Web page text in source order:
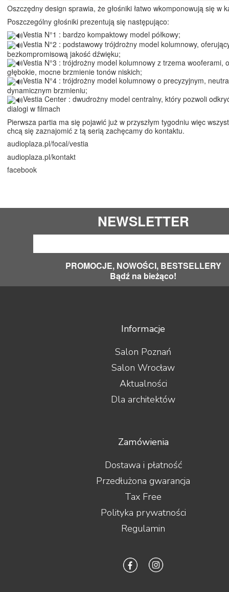
Oszczędny design sprawia, że głośniki łatwo wkomponowują się w
Poszczególny głośniki prezentują się następująco:
Vestia N°1 : bardzo kompaktowy model półkowy;
Vestia N°2 : podstawowy trójdrożny model kolumnowy,
bezkompromisową jakość dźwięku;
Vestia N°3 : trójdrożny model kolumnowy z trzema wooferami,
głębokie, mocne brzmienie tonów niskich;
Vestia N°4 : trójdrożny model kolumnowy o precyzyjnym,
dynamicznym brzmieniu;
Vestia Center : dwudrożny model centralny, który pozwoli
dialogi w filmach
Pierwsza partia ma się pojawić już w przyszłym tygodniu więc
chcą się zaznajomić z tą serią zachęcamy do kontaktu.
audioplaza.pl/focal/vestia
audioplaza.pl/kontakt
facebook
NEWSLETTER
PROMOCJE, NOWOŚCI, BESTSELLERY
Bądź na bieżąco!
Informacje
Salon Poznań
Salon Wrocław
Aktualności
Dla architektów
Zamówienia
Dostawa i płatność
Przedłużona gwarancja
Tax Free
Polityka prywatności
Regulamin